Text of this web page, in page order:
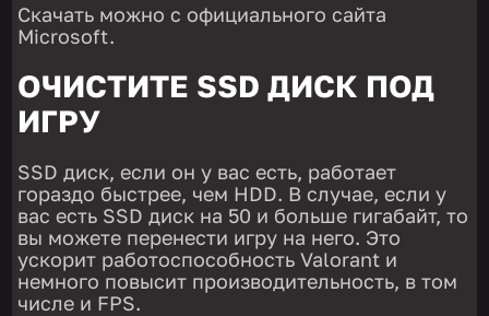
Скачать можно с официального сайта
Microsoft.
ОЧИСТИТЕ SSD ДИСК ПОД
ИГРУ
SSD диск, если он у вас есть, работает
гораздо быстрее, чем HDD. В случае, если у
вас есть SSD диск на 50 и больше гигабайт, то
вы можете перенести игру на него. Это
ускорит работоспособность Valorant и
немного повысит производительность, в том
числе и FPS.